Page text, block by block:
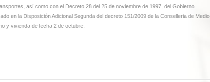
así como con el Decreto 28 del 25 de noviembre de 1997, del Gobierno
en la Disposición Adicional Segunda del decreto 151/2009 de la Conselleria de Medio
y vivienda de fecha 2 de octubre.